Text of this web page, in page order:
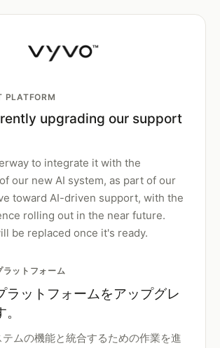
PLATFORM
upgrading our support
to integrate it with the
our new AI system, as part of our
toward AI-driven support, with the
rolling out in the near future.
be replaced once it's ready.
ラットフォーム
ラットフォームをアップグレ
ムの機能と統合するための作業を進